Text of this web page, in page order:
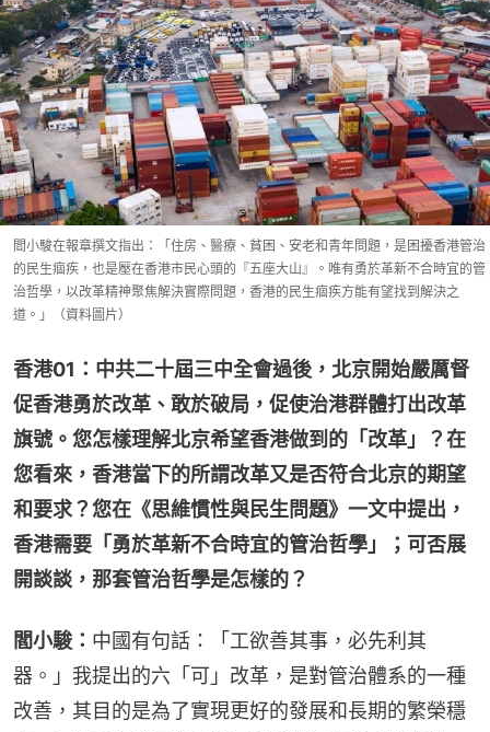
閻小駿在報章撰文指出：「住房、醫療、貧困、安老和青年問題，是困擾香港管治
的民生痼疾，也是壓在香港市民心頭的『五座大山』。唯有勇於革新不合時宜的管
治哲學，以改革精神聚焦解決實際問題，香港的民生痼疾方能有望找到解決之
道。」（資料圖片）
香港01：中共二十屆三中全會過後，北京開始嚴厲督
促香港勇於改革、敢於破局，促使治港群體打出改革
旗號。您怎樣理解北京希望香港做到的「改革」？在
您看來，香港當下的所謂改革又是否符合北京的期望
和要求？您在《思維慣性與民生問題》一文中提出，
香港需要「勇於革新不合時宜的管治哲學」；可否展
開談談，那套管治哲學是怎樣的？
閻小駿： 中國有句話：「工欲善其事，必先利其
器。」我提出的六「可」改革，是對管治體系的一種
改善，其目的是為了實現更好的發展和長期的繁榮穩